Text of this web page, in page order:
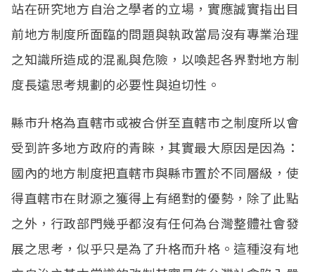
站在研究地方自治之學者的立場，實應誠實指出目
前地方制度所面臨的問題與執政當局沒有專業治理
之知識所造成的混亂與危險，以喚起各界對地方制
度長遠思考規劃的必要性與迫切性。
縣市升格為直轄市或被合併至直轄市之制度所以會
受到許多地方政府的青睞，其實最大原因是因為：
國內的地方制度把直轄市與縣市置於不同層級，使
得直轄市在財源之獲得上有絕對的優勢，除了此點
之外，行政部門幾乎都沒有任何為台灣整體社會發
展之思考，似乎只是為了升格而升格。這種沒有地